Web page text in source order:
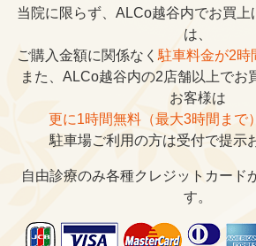
当院に限らず、ALCo越谷内でお買上
は、
ご購入金額に関係なく駐車料金が2時
また、ALCo越谷内の2店舗以上でお
お客様は
更に1時間無料（最大3時間まで）
駐車場ご利用の方は受付で提示
自由診療のみ各種クレジットカード
す。